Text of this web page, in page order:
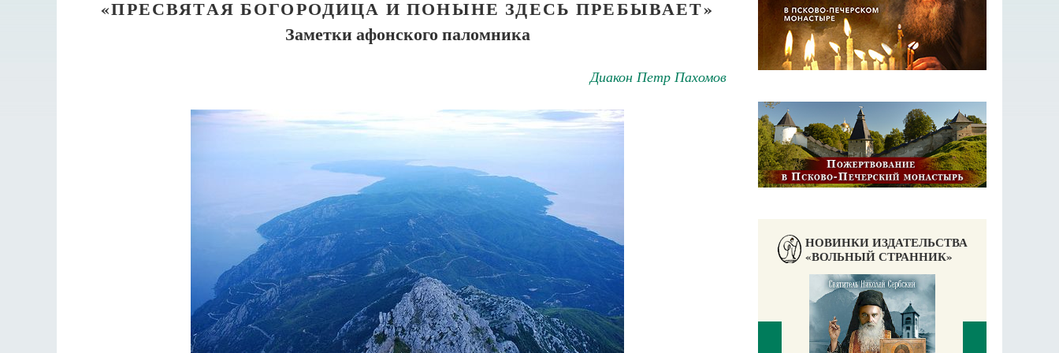
«ПРЕСВЯТАЯ БОГОРОДИЦА И ПОНЫНЕ ЗДЕСЬ ПРЕБЫВАЕТ»
Заметки афонского паломника
Диакон Петр Пахомов
НОВИНКИ ИЗДАТЕЛЬСТВА
«ВОЛЬНЫЙ СТРАННИК»